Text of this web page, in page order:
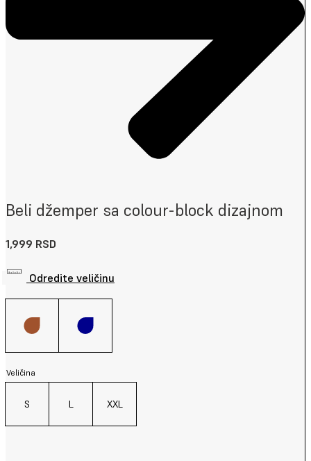
Beli džemper sa colour-block dizajnom
1,999 RSD
Odredite veličinu
Veličina
S L XXL